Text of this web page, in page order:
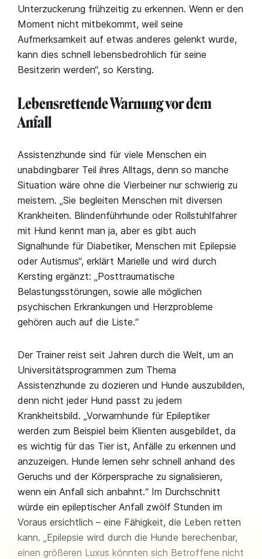
Unterzuckerung frühzeitig zu erkennen. Wenn er den
Moment nicht mitbekommt, weil seine
Aufmerksamkeit auf etwas anderes gelenkt wurde,
kann dies schnell lebensbedrohlich für seine
Besitzerin werden“, so Kersting.
Lebensrettende Warnung vor dem
Anfall
Assistenzhunde sind für viele Menschen ein
unabdingbarer Teil ihres Alltags, denn so manche
Situation wäre ohne die Vierbeiner nur schwierig zu
meistern. „Sie begleiten Menschen mit diversen
Krankheiten. Blindenführhunde oder Rollstuhlfahrer
mit Hund kennt man ja, aber es gibt auch
Signalhunde für Diabetiker, Menschen mit Epilepsie
oder Autismus“, erklärt Marielle und wird durch
Kersting ergänzt: „Posttraumatische
Belastungsstörungen, sowie alle möglichen
psychischen Erkrankungen und Herzprobleme
gehören auch auf die Liste.“
Der Trainer reist seit Jahren durch die Welt, um an
Universitätsprogrammen zum Thema
Assistenzhunde zu dozieren und Hunde auszubilden,
denn nicht jeder Hund passt zu jedem
Krankheitsbild. „Vorwarnhunde für Epileptiker
werden zum Beispiel beim Klienten ausgebildet, da
es wichtig für das Tier ist, Anfälle zu erkennen und
anzuzeigen. Hunde lernen sehr schnell anhand des
Geruchs und der Körpersprache zu signalisieren,
wenn ein Anfall sich anbahnt.“ Im Durchschnitt
würde ein epileptischer Anfall zwölf Stunden im
Voraus ersichtlich – eine Fähigkeit, die Leben retten
kann. „Epilepsie wird durch die Hunde berechenbar,
einen größeren Luxus könnten sich Betroffene nicht